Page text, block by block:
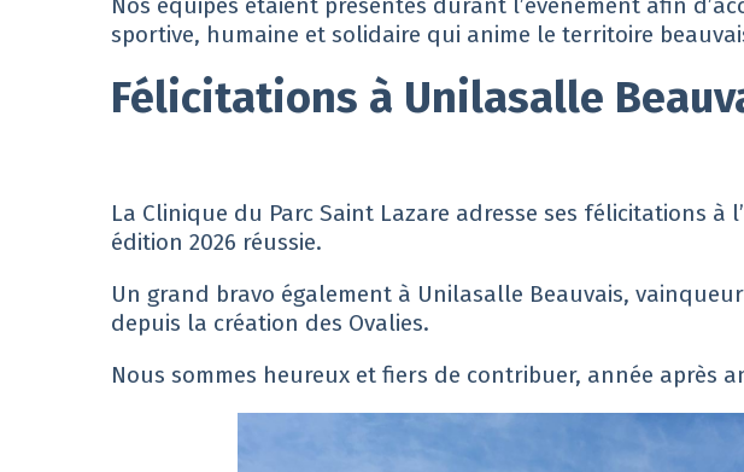
Nos équipes étaient présentes durant l’événement afin
sportive, humaine et solidaire qui anime le territoire
Félicitations à Unilasalle
La Clinique du Parc Saint Lazare adresse ses félicitations
édition 2026 réussie.
Un grand bravo également à Unilasalle Beauvais,
depuis la création des Ovalies.
Nous sommes heureux et fiers de contribuer, année après